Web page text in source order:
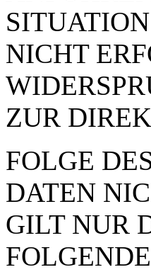
NICHT
ZUR
FOLGE
DATEN
GILT NUR